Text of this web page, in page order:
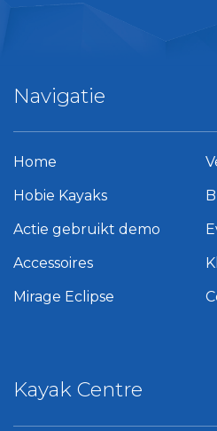
Kayak Centre
Navigatie
Home
Hobie Kayaks
Actie gebruikt demo
Accessoires
Mirage Eclipse